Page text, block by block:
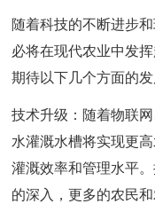
随着科技的不断进步
必将在现代农业中发
期待以下几个方面的发
技术升级：随着物联
水灌溉水槽将实现更
灌溉效率和管理水平
的深入，更多的农民